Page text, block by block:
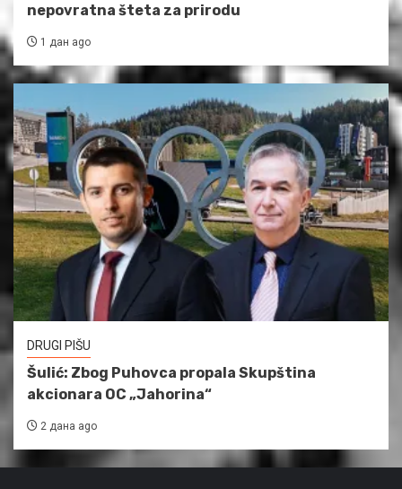
nepovratna šteta za prirodu
1 дан ago
DRUGI PIŠU
Šulić: Zbog Puhovca propala Skupština
akcionara OC „Jahorina“
2 дана ago